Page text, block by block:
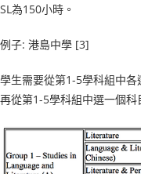
SL為150小時。
例子: 港島中學 [3]
學生需要從第1-5學科組中
再從第1-5學科組中選一個科